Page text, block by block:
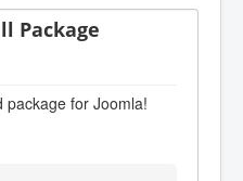
Package
package for Joomla!